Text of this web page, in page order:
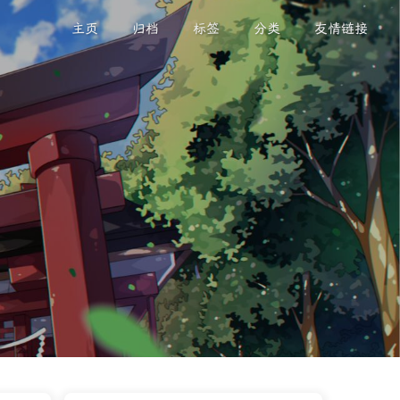
主页 归档 标签 分类 友情链接